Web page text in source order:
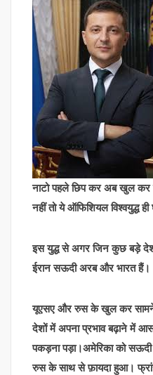
नाटो पहले छिप कर अब खुल कर
नहीं तो ये ऑफिशियल विश्वयुद्ध ही
इस युद्ध से अगर जिन कुछ बड़े
ईरान सऊदी अरब और भारत हैं।
यूएसए और रुस के खुल कर
देशों में अपना प्रभाव बढ़ाने में
पकड़ना पड़ा।अमेरिका को
रुस के साथ से फ़ायदा हुआ।